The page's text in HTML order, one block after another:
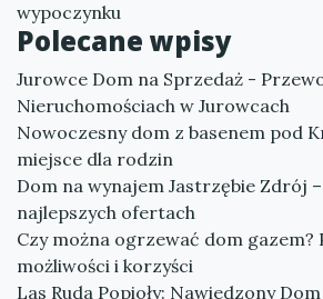
wypoczynku
Polecane wpisy
Jurowce Dom na Sprzedaż -
Nieruchomościach w Jurowcach
Nowoczesny dom z basenem pod
miejsce dla rodzin
Dom na wynajem Jastrzębie Zdrój
najlepszych ofertach
Czy można ogrzewać dom gazem?
możliwości i korzyści
Las Ruda Popioły: Nawiedzony